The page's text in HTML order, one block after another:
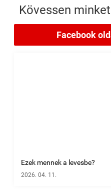
Kövessen
Facebook
Ezek mennek a levesbe?
2026. 04. 11.